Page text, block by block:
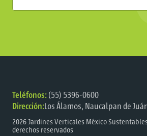
Teléfonos:(55) 5396-0600
Dirección:Los Álamos, Naucalpan de
2026Jardines Verticales México
derechos reservados